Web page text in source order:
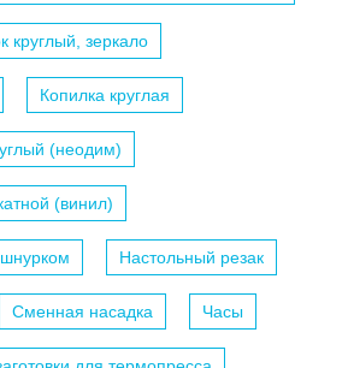
круглый, зеркало
Копилка круглая
(неодим)
(винил)
Настольный резак
Сменная насадка Часы